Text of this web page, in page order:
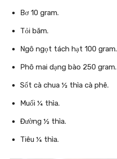
Bơ 10 gram.
Tỏi băm.
Ngô ngọt tách hạt 100 gram.
Phô mai dạng bào 250 gram.
Sốt cà chua ½ thìa cà phê.
Muối ¼ thìa.
Đường ½ thìa.
Tiêu ¼ thìa.